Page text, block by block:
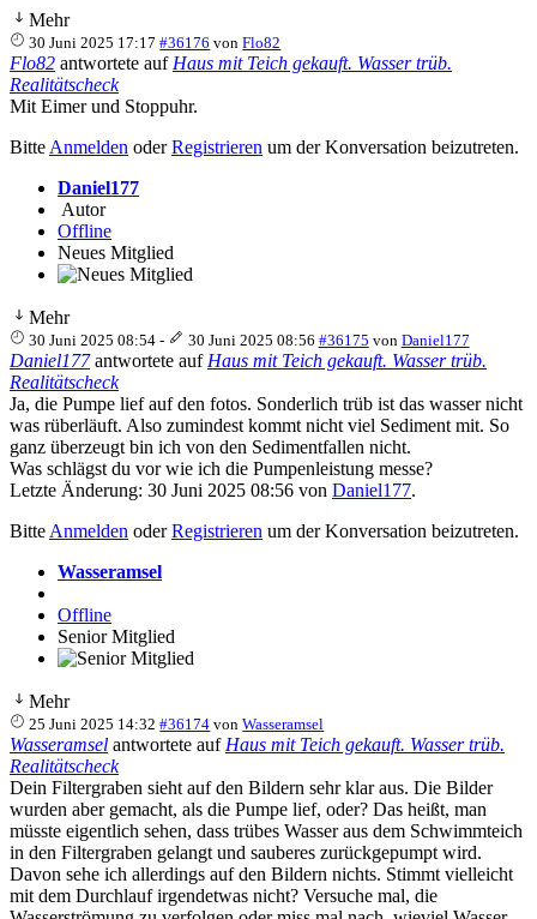
Mehr
30 Juni 2025 17:17 #36176 vonFlo82
Flo82 antwortete auf Haus mit Teich gekauft. Wasser trüb.
Realitätscheck
Mit Eimer und Stoppuhr.
Bitte Anmelden oderRegistrieren um der Konversation beizutreten.
Daniel177
Autor
Offline
Neues Mitglied
Mehr
30 Juni 2025 08:54 - 30 Juni 2025 08:56 #36175 von Daniel177
Daniel177antwortete auf Haus mit Teich gekauft. Wasser trüb.
Realitätscheck
Ja, die Pumpe lief auf den fotos. Sonderlich trüb ist das wasser nicht
was rüberläuft. Also zumindest kommt nicht viel Sediment mit. So
ganz überzeugt bin ich von den Sedimentfallen nicht.
Was schlägst du vor wie ich die Pumpenleistung messe?
Letzte Änderung: 30 Juni 2025 08:56 von Daniel177.
Bitte Anmelden oderRegistrieren um der Konversation beizutreten.
Wasseramsel
Offline
Senior Mitglied
Mehr
25 Juni 2025 14:32 #36174 vonWasseramsel
Wasseramsel antwortete auf Haus mit Teich gekauft. Wasser trüb.
Realitätscheck
Dein Filtergraben sieht auf den Bildern sehr klar aus. Die Bilder
wurden aber gemacht, als die Pumpe lief, oder? Das heißt, man
müsste eigentlich sehen, dass trübes Wasser aus dem Schwimmteich
in den Filtergraben gelangt und sauberes zurückgepumpt wird.
Davon sehe ich allerdings auf den Bildern nichts. Stimmt vielleicht
mit dem Durchlauf irgendetwas nicht? Versuche mal, die